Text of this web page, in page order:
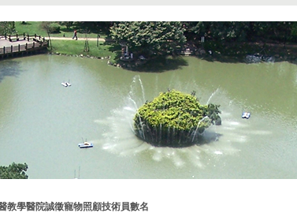
教學醫院誠徵寵物照顧技術員數名